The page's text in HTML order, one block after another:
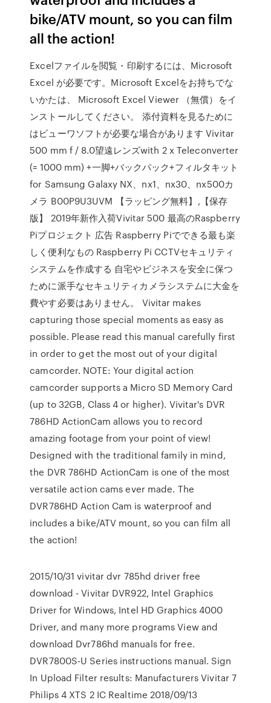
bike/ATV mount, so you can film
all the action!
Excelファイルを閲覧・印刷するには、Microsoft
Excel が必要です。Microsoft Excelをお持ちでな
いかたは、 Microsoft Excel Viewer （無償）をイ
ンストールしてください。 添付資料を見るために
はビューワソフトが必要な場合があります Vivitar
500 mm f / 8.0望遠レンズwith 2 x Teleconverter
(= 1000 mm) +一脚+バックパック+フィルタキット
for Samsung Galaxy NX、nx1、nx30、nx500カ
メラ B00P9U3UVM 【ラッピング無料】,【保存
版】 2019年新作入荷Vivitar 500 最高のRaspberry
Piプロジェクト 広告 Raspberry Piでできる最も楽
しく便利なもの Raspberry Pi CCTVセキュリティ
システムを作成する 自宅やビジネスを安全に保つ
ために派手なセキュリティカメラシステムに大金を
費やす必要はありません。 Vivitar makes
capturing those special moments as easy as
possible. Please read this manual carefully first
in order to get the most out of your digital
camcorder. NOTE: Your digital action
camcorder supports a Micro SD Memory Card
(up to 32GB, Class 4 or higher). Vivitar's DVR
786HD ActionCam allows you to record
amazing footage from your point of view!
Designed with the traditional family in mind,
the DVR 786HD ActionCam is one of the most
versatile action cams ever made. The
DVR786HD Action Cam is waterproof and
includes a bike/ATV mount, so you can film all
the action!
2015/10/31 vivitar dvr 785hd driver free
download - Vivitar DVR922, Intel Graphics
Driver for Windows, Intel HD Graphics 4000
Driver, and many more programs View and
download Dvr786hd manuals for free.
DVR7800S-U Series instructions manual. Sign
In Upload Filter results: Manufacturers Vivitar 7
Philips 4 XTS 2 IC Realtime 2018/09/13